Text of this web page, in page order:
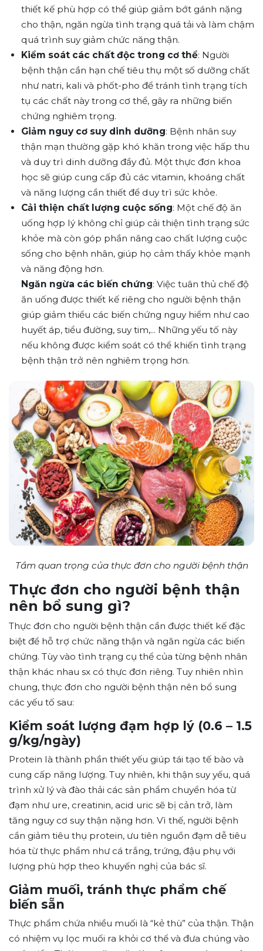
thiết kế phù hợp có thể giúp giảm bớt gánh nặng
cho thận, ngăn ngừa tình trạng quá tải và làm chậm
quá trình suy giảm chức năng thận.
Kiểm soát các chất độc trong cơ thể: Người
bệnh thận cần hạn chế tiêu thụ một số dưỡng chất
như natri, kali và phốt-pho để tránh tình trạng tích
tụ các chất này trong cơ thể, gây ra những biến
chứng nghiêm trọng.
Giảm nguy cơ suy dinh dưỡng: Bệnh nhân suy
thận mạn thường gặp khó khăn trong việc hấp thu
và duy trì dinh dưỡng đầy đủ. Một thực đơn khoa
học sẽ giúp cung cấp đủ các vitamin, khoáng chất
và năng lượng cần thiết để duy trì sức khỏe.
Cải thiện chất lượng cuộc sống: Một chế độ ăn
uống hợp lý không chỉ giúp cải thiện tình trạng sức
khỏe mà còn góp phần nâng cao chất lượng cuộc
sống cho bệnh nhân, giúp họ cảm thấy khỏe mạnh
và năng động hơn.
Ngăn ngừa các biến chứng: Việc tuân thủ chế độ
ăn uống được thiết kế riêng cho người bệnh thận
giúp giảm thiểu các biến chứng nguy hiểm như cao
huyết áp, tiểu đường, suy tim,... Những yếu tố này
nếu không được kiểm soát có thể khiến tình trạng
bệnh thận trở nên nghiêm trọng hơn.
Tầm quan trọng của thực đơn cho người bệnh thận
Thực đơn cho người bệnh thận
nên bổ sung gì?
Thực đơn cho người bệnh thận cần được thiết kế đặc
biệt để hỗ trợ chức năng thận và ngăn ngừa các biến
chứng. Tùy vào tình trạng cụ thể của từng bệnh nhân
thận khác nhau sx có thực đơn riêng. Tuy nhiên nhìn
chung, thực đơn cho người bệnh thận nên bổ sung
các yếu tố sau:
Kiểm soát lượng đạm hợp lý (0.6 – 1.5
g/kg/ngày)
Protein là thành phần thiết yếu giúp tái tạo tế bào và
cung cấp năng lượng. Tuy nhiên, khi thận suy yếu, quá
trình xử lý và đào thải các sản phẩm chuyển hóa từ
đạm như ure, creatinin, acid uric sẽ bị cản trở, làm
tăng nguy cơ suy thận nặng hơn. Vì thế, người bệnh
cần giảm tiêu thụ protein, ưu tiên nguồn đạm dễ tiêu
hóa từ thực phẩm như cá trắng, trứng, đậu phụ với
lượng phù hợp theo khuyến nghị của bác sĩ.
Giảm muối, tránh thực phẩm chế
biến sẵn
Thực phẩm chứa nhiều muối là “kẻ thù” của thận. Thận
có nhiệm vụ lọc muối ra khỏi cơ thể và đưa chúng vào